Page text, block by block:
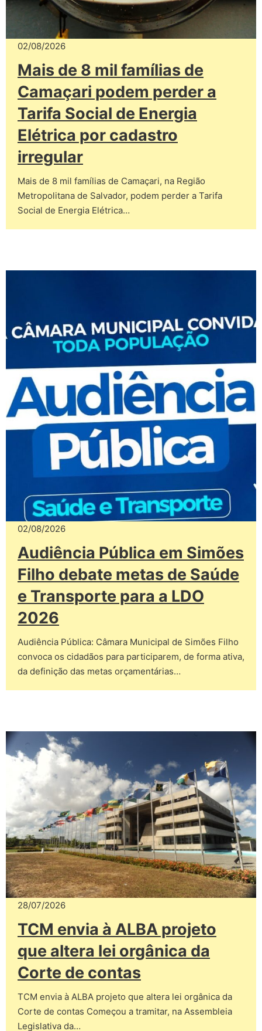
02/08/2026
Mais de 8 mil famílias de
Camaçari podem perder a
Tarifa Social de Energia
Elétrica por cadastro
irregular
Mais de 8 mil famílias de Camaçari, na Região
Metropolitana de Salvador, podem perder a Tarifa
Social de Energia Elétrica…
02/08/2026
Audiência Pública em Simões
Filho debate metas de Saúde
e Transporte para a LDO
2026
Audiência Pública: Câmara Municipal de Simões Filho
convoca os cidadãos para participarem, de forma ativa,
da definição das metas orçamentárias…
28/07/2026
TCM envia à ALBA projeto
que altera lei orgânica da
Corte de contas
TCM envia à ALBA projeto que altera lei orgânica da
Corte de contas Começou a tramitar, na Assembleia
Legislativa da…